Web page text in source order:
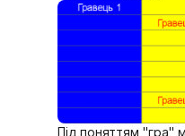
Під поняттям "гра"